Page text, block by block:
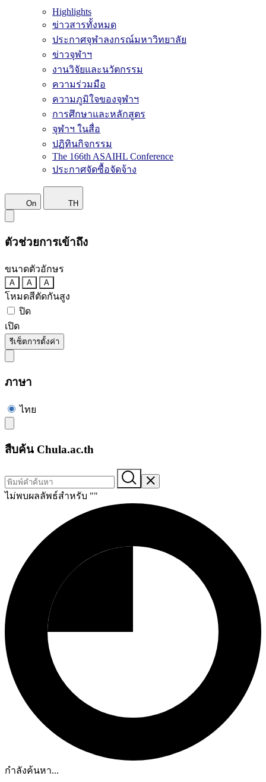
Highlights
ข่าวสารทั้งหมด
ประกาศจุฬาลงกรณ์มหาวิทยาลัย
ข่าวจุฬาฯ
งานวิจัยและนวัตกรรม
ความร่วมมือ
ความภูมิใจของจุฬาฯ
การศึกษาและหลักสูตร
จุฬาฯ ในสื่อ
ปฏิทินกิจกรรม
The 166th ASAIHL Conference
ประกาศจัดซื้อจัดจ้าง
On TH
ตัวช่วยการเข้าถึง
ขนาดตัวอักษร
A A A
โหมดสีตัดกันสูง
ปิด
เปิด
รีเซ็ตการตั้งค่า
ภาษา
ไทย
สืบค้น Chula.ac.th
ไม่พบผลลัพธ์สำหรับ ""
กำลังค้นหา...